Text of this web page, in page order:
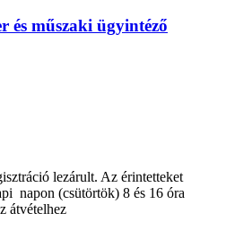
és műszaki ügyintéző
lezárult. Az érintetteket
napon (csütörtök) 8 és 16 óra
átvételhez